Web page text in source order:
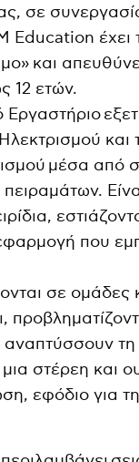
σε
Education έχει
και
12 ετών.
Εργαστήριο
και
μέσα από
που
σε ομάδες
αναπτύσσουν
στέρεη και
εφόδιο για